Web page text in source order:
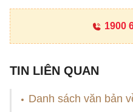
1900
TIN LIÊN QUAN
Danh sách văn bản